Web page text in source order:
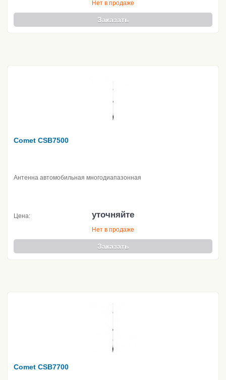
Нет в продаже
Заказать
Comet CSB7500
Антенна автомобильная многодиапазонная
Цена: уточняйте
Нет в продаже
Заказать
Comet CSB7700